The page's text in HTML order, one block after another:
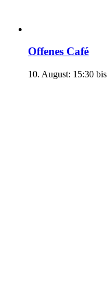
Offenes Café
10. August: 15:30 bis